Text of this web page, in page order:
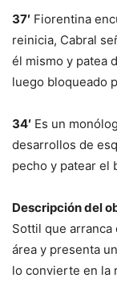
37′ Fiorentina
reinicia, Cabral
él mismo y patea
luego bloqueado
34′ Es un
desarrollos de
pecho y patear el
Descripción del
Sottil que arranca
área y presenta
lo convierte en la